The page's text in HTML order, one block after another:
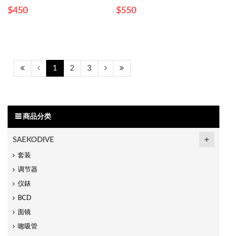
$450 $550
1 2 3
商品分类
SAEKODIVE
套装
调节器
仪錶
BCD
面镜
唿吸管